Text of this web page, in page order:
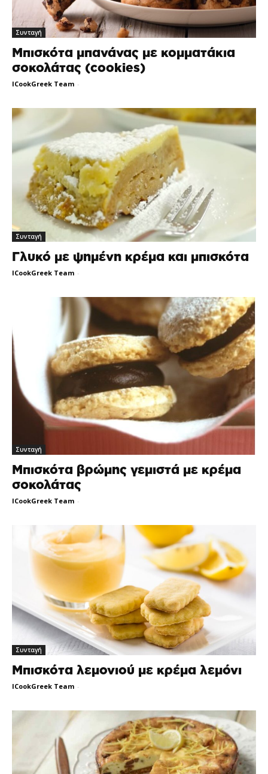
Συνταγή
Μπισκότα μπανάνας με κομματάκια
σοκολάτας (cookies)
ICookGreek Team -
Συνταγή
Γλυκό με ψημένη κρέμα και μπισκότα
ICookGreek Team -
Συνταγή
Μπισκότα βρώμης γεμιστά με κρέμα
σοκολάτας
ICookGreek Team -
Συνταγή
Μπισκότα λεμονιού με κρέμα λεμόνι
ICookGreek Team -